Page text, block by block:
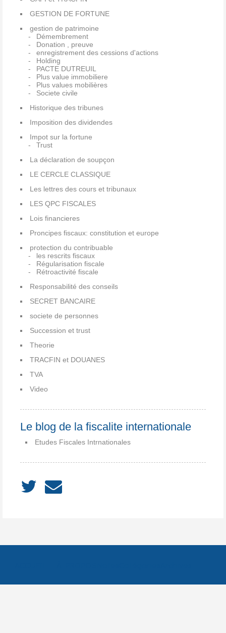
GESTION DE FORTUNE
gestion de patrimoine
Démembrement
Donation , preuve
enregistrement des cessions d'actions
Holding
PACTE DUTREUIL
Plus value immobiliere
Plus values mobilières
Societe civile
Historique des tribunes
Imposition des dividendes
Impot sur la fortune
Trust
La déclaration de soupçon
LE CERCLE CLASSIQUE
Les lettres des cours et tribunaux
LES QPC FISCALES
Lois financieres
Proncipes fiscaux: constitution et europe
protection du contribuable
les rescrits fiscaux
Régularisation fiscale
Rétroactivité fiscale
Responsabilité des conseils
SECRET BANCAIRE
societe de personnes
Succession et trust
Theorie
TRACFIN et DOUANES
TVA
Video
Le blog de la fiscalite internationale
Etudes Fiscales Intrnationales